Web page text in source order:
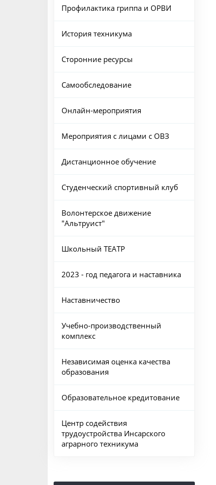
Профилактика гриппа и ОРВИ
История техникума
Сторонние ресурсы
Самообследование
Онлайн-мероприятия
Мероприятия с лицами с ОВЗ
Дистанционное обучение
Студенческий спортивный клуб
Волонтерское движение
"Альтруист"
Школьный ТЕАТР
2023 - год педагога и наставника
Наставничество
Учебно-производственный
комплекс
Независимая оценка качества
образования
Образовательное кредитование
Центр содействия
трудоустройства Инсарского
аграрного техникума